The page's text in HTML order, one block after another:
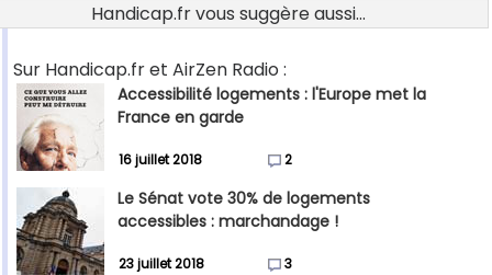
Handicap.fr vous suggère aussi...
Sur Handicap.fr et AirZen Radio :
Accessibilité logements : l'Europe met la
France en garde
16 juillet 2018 2
Le Sénat vote 30% de logements
accessibles : marchandage !
23 juillet 2018 3